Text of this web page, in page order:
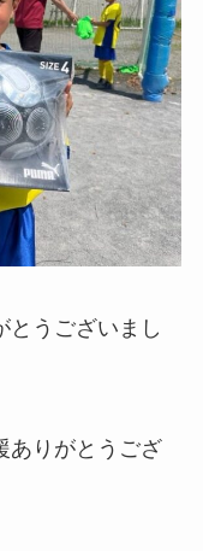
とうございまし
ありがとうござ